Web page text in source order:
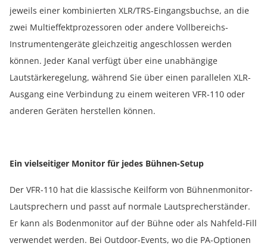
jeweils einer kombinierten XLR/TRS-Eingangsbuchse, an die
zwei Multieffektprozessoren oder andere Vollbereichs-
Instrumentengeräte gleichzeitig angeschlossen werden
können. Jeder Kanal verfügt über eine unabhängige
Lautstärkeregelung, während Sie über einen parallelen XLR-
Ausgang eine Verbindung zu einem weiteren VFR-110 oder
anderen Geräten herstellen können.
Ein vielseitiger Monitor für jedes Bühnen-Setup
Der VFR-110 hat die klassische Keilform von Bühnenmonitor-
Lautsprechern und passt auf normale Lautsprecherständer.
Er kann als Bodenmonitor auf der Bühne oder als Nahfeld-Fill
verwendet werden. Bei Outdoor-Events, wo die PA-Optionen